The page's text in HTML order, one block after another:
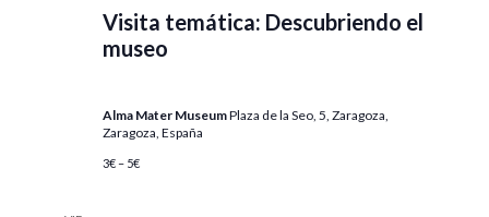
Visita temática: Descubriendo el
museo
Alma Mater MuseumPlaza de la Seo, 5, Zaragoza,
Zaragoza, España
3€ – 5€